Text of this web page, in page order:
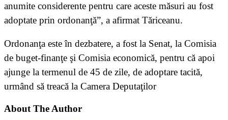
anumite considerente pentru care aceste măsuri au fost
adoptate prin ordonanţă”, a afirmat Tăriceanu.
Ordonanţa este în dezbatere, a fost la Senat, la Comisia
de buget-finanţe şi Comisia economică, pentru că apoi
ajunge la termenul de 45 de zile, de adoptare tacită,
urmând să treacă la Camera Deputaţilor
About The Author